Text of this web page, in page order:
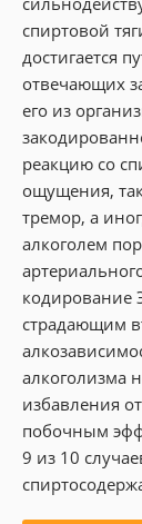
спиртовой
достигается
отвечающих
его из
реакцию со
ощущения,
тремор, а
алкоголем
кодирование
страдающим
алкоголизма
избавления
побочным
9 из 10